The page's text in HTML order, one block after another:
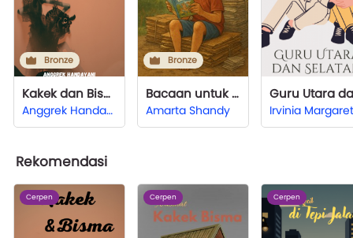
Bronze
Kakek dan Bisma
Anggrek Handayani
Bronze
Bacaan untuk Seb
Amarta Shandy
Rekomendasi
Cerpen Cerpen Cerpen